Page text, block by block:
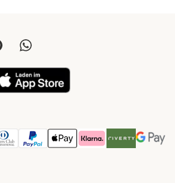
MethodPayment Method
Club Payment Method
PayPal Payment Method
Apple Pay Payment Method
Klarna Payment Method
Riverty Payment
Google
Method